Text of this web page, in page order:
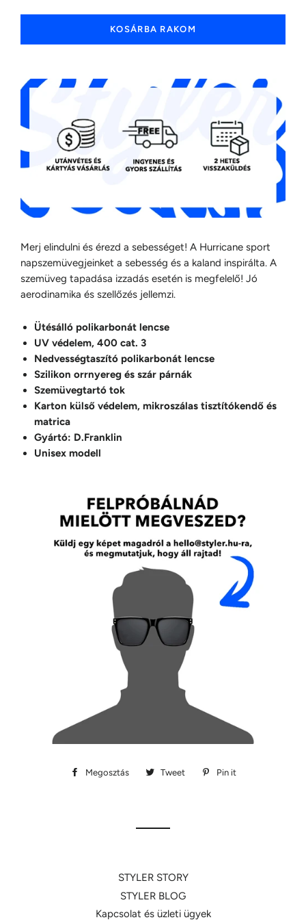
KOSÁRBA RAKOM
Merj elindulni és érezd a sebességet! A Hurricane sport
napszemüvegjeinket a sebesség és a kaland inspirálta. A
szemüveg tapadása izzadás esetén is megfelelő! Jó
aerodinamika és szellőzés jellemzi.
Ütésálló polikarbonát lencse
UV védelem, 400 cat. 3
Nedvességtaszító polikarbonát lencse
Szilikon orrnyereg és szár párnák
Szemüvegtartó tok
Karton külső védelem, mikroszálas tisztítókendő és
matrica
Gyártó: D.Franklin
Unisex modell
Megosztás
Megosztás
Tweet
Megosztás
Pin it
STYLER STORY
STYLER BLOG
Kapcsolat és üzleti ügyek